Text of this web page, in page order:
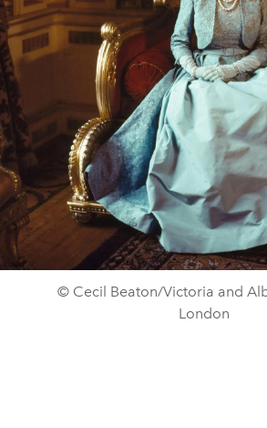
© Cecil Beaton/Victoria and
London